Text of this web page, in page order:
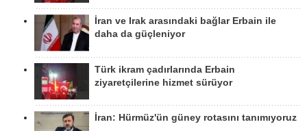
İran ve Irak arasındaki bağlar Erbain ile
daha da güçleniyor
Türk ikram çadırlarında Erbain
ziyaretçilerine hizmet sürüyor
İran: Hürmüz'ün güney rotasını tanımıyoruz